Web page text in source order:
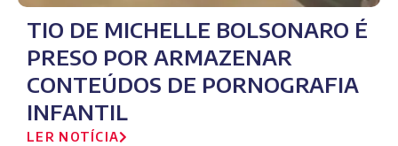
TIO DE MICHELLE BOLSONARO É
PRESO POR ARMAZENAR
CONTEÚDOS DE PORNOGRAFIA
INFANTIL
LER NOTÍCIA